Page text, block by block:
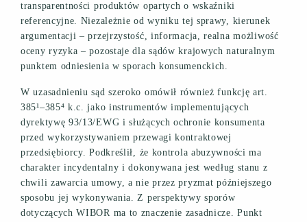
transparentności produktów opartych o wskaźniki
referencyjne. Niezależnie od wyniku tej sprawy, kierunek
argumentacji – przejrzystość, informacja, realna możliwość
oceny ryzyka – pozostaje dla sądów krajowych naturalnym
punktem odniesienia w sporach konsumenckich.
W uzasadnieniu sąd szeroko omówił również funkcję art.
385¹–385⁴ k.c. jako instrumentów implementujących
dyrektywę 93/13/EWG i służących ochronie konsumenta
przed wykorzystywaniem przewagi kontraktowej
przedsiębiorcy. Podkreślił, że kontrola abuzywności ma
charakter incydentalny i dokonywana jest według stanu z
chwili zawarcia umowy, a nie przez pryzmat późniejszego
sposobu jej wykonywania. Z perspektywy sporów
dotyczących WIBOR ma to znaczenie zasadnicze. Punkt